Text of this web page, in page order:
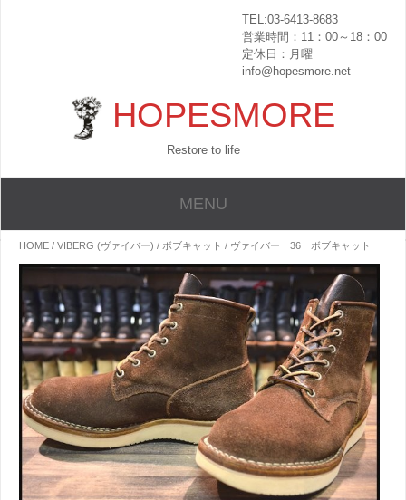
TEL:03-6413-8683
営業時間：11：00～18：00
定休日：月曜
info@hopesmore.net
HOPESMORE
Restore to life
MENU
HOME / VIBERG (ヴァイバー) / ボブキャット / ヴァイバー 36 ボブキャット